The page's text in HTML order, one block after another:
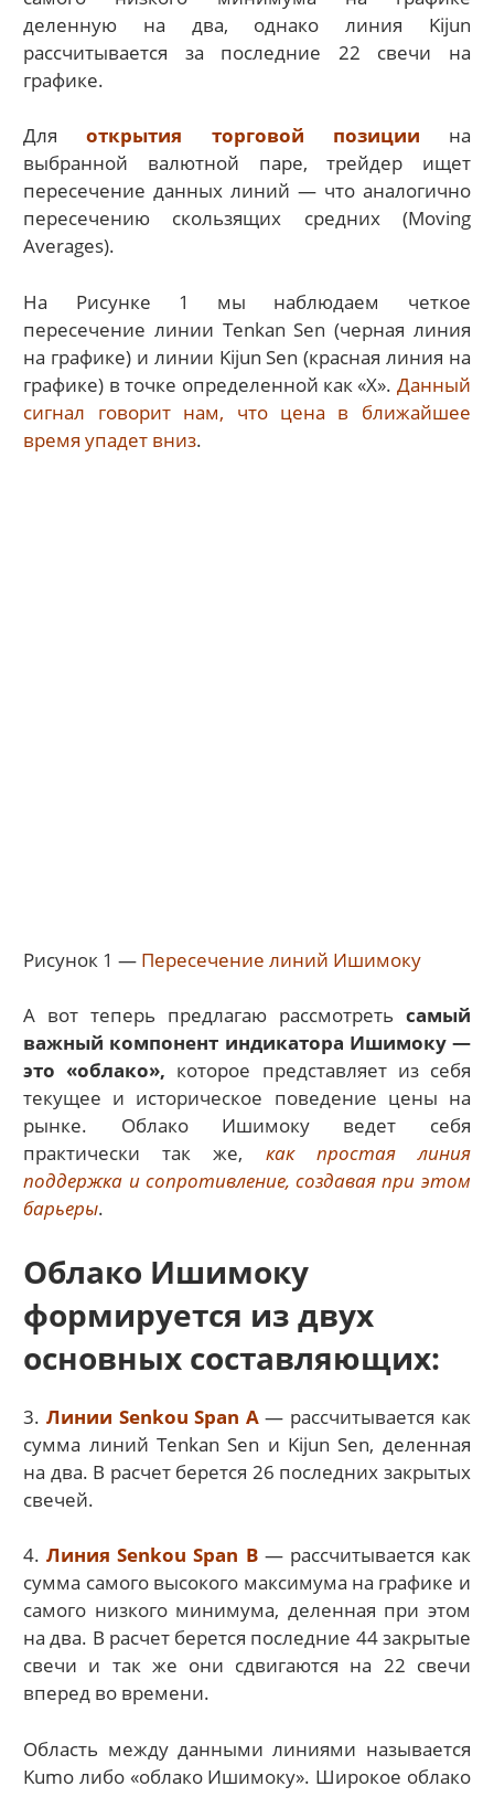
деленную на два, однако линия Kijun
рассчитывается за последние 22 свечи на
графике.
Для открытия торговой позиции на
выбранной валютной паре, трейдер ищет
пересечение данных линий — что аналогично
пересечению скользящих средних (Moving
Averages).
На Рисунке 1 мы наблюдаем четкое
пересечение линии Tenkan Sen (черная линия
на графике) и линии Kijun Sen (красная линия на
графике) в точке определенной как «X». Данный
сигнал говорит нам, что цена в ближайшее
время упадет вниз.
Рисунок 1 — Пересечение линий Ишимоку
А вот теперь предлагаю рассмотреть самый
важный компонент индикатора Ишимоку —
это «облако», которое представляет из себя
текущее и историческое поведение цены на
рынке. Облако Ишимоку ведет себя
практически так же, как простая линия
поддержка и сопротивление, создавая при этом
барьеры.
Облако Ишимоку
формируется из двух
основных составляющих:
3. Линии Senkou Span А— рассчитывается как
сумма линий Tenkan Sen и Kijun Sen, деленная
на два. В расчет берется 26 последних закрытых
свечей.
4.Линия Senkou Span B— рассчитывается как
сумма самого высокого максимума на графике и
самого низкого минимума, деленная при этом
на два. В расчет берется последние 44 закрытые
свечи и так же они сдвигаются на 22 свечи
вперед во времени.
Область между данными линиями называется
Kumo либо «облако Ишимоку». Широкое облако